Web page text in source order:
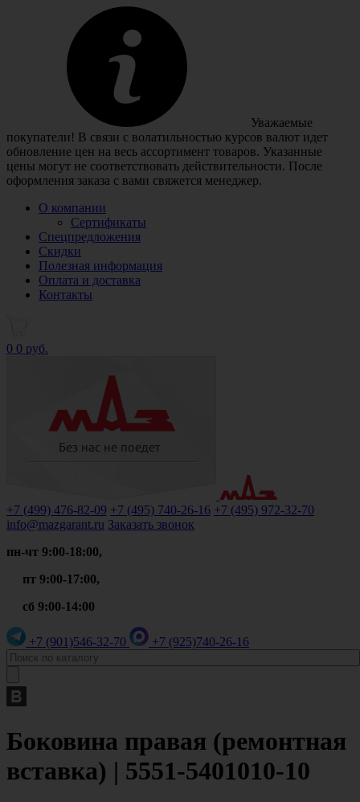
Уважаемые
покупатели! В связи с волатильностью курсов валют идет
обновление цен на весь ассортимент товаров. Указанные
цены могут не соответствовать действительности. После
оформления заказа с вами свяжется менеджер.
О компании
Сертификаты
Спецпредложения
Скидки
Полезная информация
Оплата и доставка
Контакты
0 0 руб.
+7 (499) 476-82-09 +7 (495) 740-26-16 +7 (495) 972-32-70
info@mazgarant.ru Заказать звонок
пн-чт 9:00-18:00,
пт 9:00-17:00,
сб 9:00-14:00
+7 (901)546-32-70 +7 (925)740-26-16
Боковина правая (ремонтная
вставка) | 5551-5401010-10